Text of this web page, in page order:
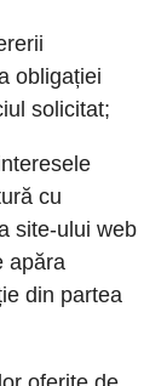
obligației
solicitat;
cu
site-ului web
apăra
din partea